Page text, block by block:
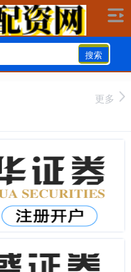
搜索
更多